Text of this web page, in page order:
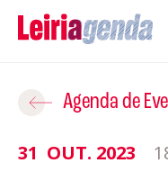
Agenda
Sobre a
Agenda de
31 OUT. 2023
Adicionar ao
ROTEIROS EXISTENTES